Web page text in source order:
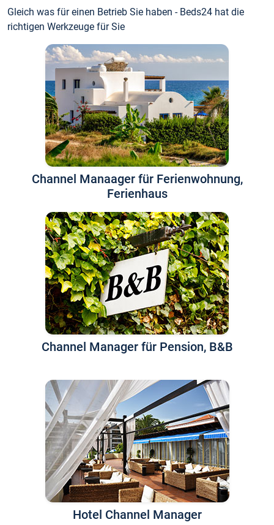
Gleich was für einen Betrieb Sie haben - Beds24 hat die
richtigen Werkzeuge für Sie
Channel Manaager für Ferienwohnung,
Ferienhaus
Channel Manager für Pension, B&B
Hotel Channel Manager